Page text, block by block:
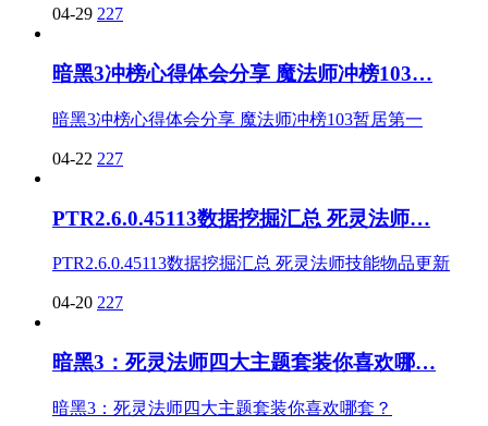
04-29 227
暗黑3冲榜心得体会分享 魔法师冲榜103…
暗黑3冲榜心得体会分享 魔法师冲榜103暂居第一
04-22 227
PTR2.6.0.45113数据挖掘汇总 死灵法师…
PTR2.6.0.45113数据挖掘汇总 死灵法师技能物品更新
04-20 227
暗黑3：死灵法师四大主题套装你喜欢哪…
暗黑3：死灵法师四大主题套装你喜欢哪套？